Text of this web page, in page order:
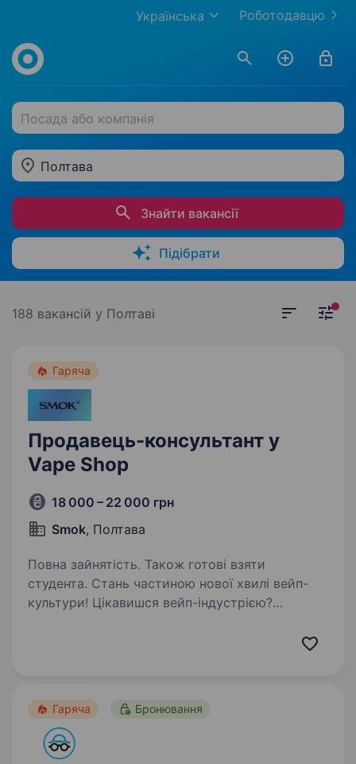
Роботодавцю
Українська
Посада або компанія
Полтава
Знайти вакансії
Підібрати
188 вакансій у Полтаві
Гаряча
Продавець-консультант у
Vape Shop
18 000 – 22 000 грн
Smok, Полтава
Повна зайнятість. Також готові взяти
студента. Стань частиною нової хвилі вейп-
культури! Цікавишся вейп-індустрією?
Отримай трендову професію з гідним доходом
Гаряча Бронювання